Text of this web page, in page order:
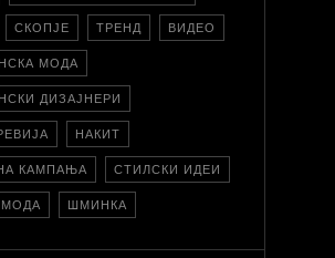
СКОПЈЕ ТРЕНД ВИДЕО
МОДА
ДИЗАЈНЕРИ
НАКИТ
КАМПАЊА СТИЛСКИ ИДЕИ
ШМИНКА